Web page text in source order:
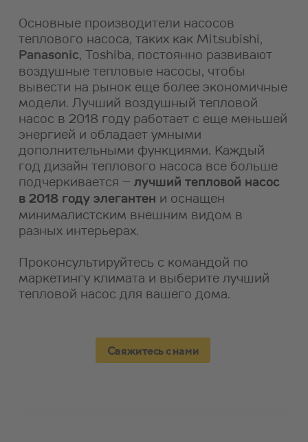
Основные производители насосов
теплового насоса, таких как Mitsubishi,
Panasonic, Toshiba, постоянно развивают
воздушные тепловые насосы, чтобы
вывести на рынок еще более экономичные
модели. Лучший воздушный тепловой
насос в 2018 году работает с еще меньшей
энергией и обладает умными
дополнительными функциями. Каждый
год дизайн теплового насоса все больше
подчеркивается – лучший тепловой насос
в 2018 году элегантен и оснащен
минималистским внешним видом в
разных интерьерах.
Проконсультируйтесь с командой по
маркетингу климата и выберите лучший
тепловой насос для вашего дома.
Свяжитесь с нами